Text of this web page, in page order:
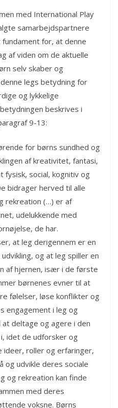
med International Play
samarbejdspartnere
for, at denne
af viden om de aktuelle
selv skaber og
legs betydning for
og lykkelige
beskrives i
9-13:
for børns sundhed og
af ​​kreativitet, fantasi,
social, kognitiv og
bidrager herved til alle
rekreation (…) er af
udelukkende med
de har.
at leg derigennem er en
og at leg spiller en
af ​​hjernen, især i de første
børnenes evner til at
følelser, løse konflikter og
engagement i leg og
deltage og agere i den
idet de udforsker og
ideer, roller og erfaringer,
udvikle deres sociale
og rekreation kan finde
med deres
voksne. Børns